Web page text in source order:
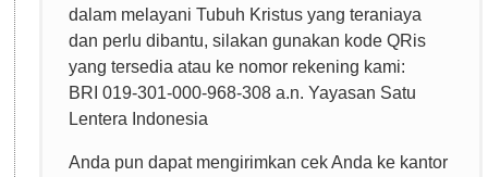
dalam melayani Tubuh Kristus yang teraniaya
dan perlu dibantu, silakan gunakan kode QRis
yang tersedia atau ke nomor rekening kami:
BRI 019-301-000-968-308 a.n. Yayasan Satu
Lentera Indonesia
Anda pun dapat mengirimkan cek Anda ke kantor